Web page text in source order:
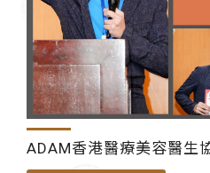
ADAM香港醫療美容醫生